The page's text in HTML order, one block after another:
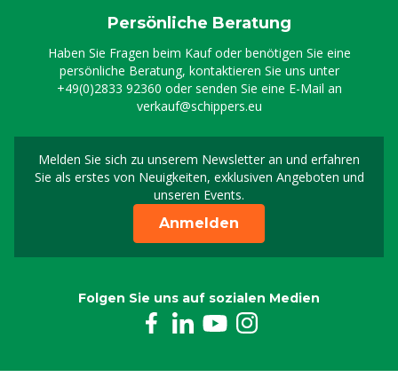
Persönliche Beratung
Haben Sie Fragen beim Kauf oder benötigen Sie eine
persönliche Beratung, kontaktieren Sie uns unter
+49(0)2833 92360 oder senden Sie eine E-Mail an
verkauf@schippers.eu
Melden Sie sich zu unserem Newsletter an und erfahren
Sie als erstes von Neuigkeiten, exklusiven Angeboten und
unseren Events.
Melden Sie sich für
Anmelden
Folgen Sie uns auf sozialen Medien